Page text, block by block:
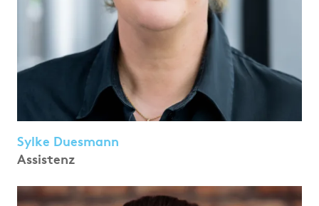
Sylke Duesmann
Assistenz